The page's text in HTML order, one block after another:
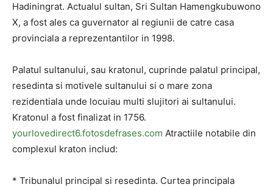
Hadiningrat. Actualul sultan, Sri Sultan Hamengkubuwono
X, a fost ales ca guvernator al regiunii de catre casa
provinciala a reprezentantilor in 1998.
Palatul sultanului, sau kratonul, cuprinde palatul principal,
resedinta si motivele sultanului si o mare zona
rezidentiala unde locuiau multi slujitori ai sultanului.
Kratonul a fost finalizat in 1756.
yourlovedirect6.fotosdefrases.com Atractiile notabile din
complexul kraton includ:
* Tribunalul principal si resedinta. Curtea principala